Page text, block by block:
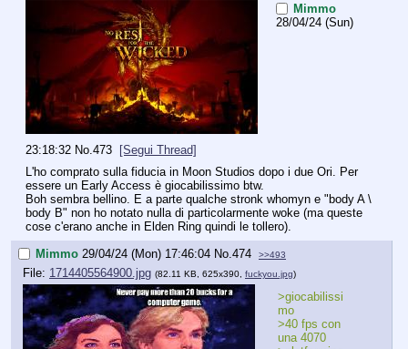
Mimmo
28/04/24 (Sun)
23:18:32 No. 473
[Segui Thread]
L'ho comprato sulla fiducia in Moon Studios dopo i due Ori. Per
essere un Early Access è giocabilissimo btw.
Boh sembra bellino. E a parte qualche stronk whomyn e "body A \
body B" non ho notato nulla di particolarmente woke (ma queste
cose c'erano anche in Elden Ring quindi le tollero).
Mimmo 29/04/24 (Mon) 17:46:04 No. 474 >>493
File: 1714405564900.jpg (82.11 KB, 625x390, fuckyou.jpg)
>giocabilissi
mo
>40 fps con
una 4070